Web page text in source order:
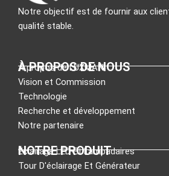
Notre objectif est de fournir aux
qualité stable.
À PROPOS DE NOUS
À propos de LUXMAN
Vision et Commission
Technologie
Recherche et développement
Notre partenaire
NOTRE PRODUIT
Éclairage LED Et Lampadaires
Tour D'éclairage Et Générateur